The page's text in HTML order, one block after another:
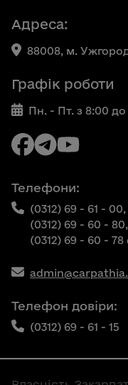
Адреса:
88008, м.
Графік роботи
Пн. - Пт. з 8:00 до
Телефони:
(0312) 69 - 61 - 00,
(0312) 69 - 60 - 80,
(0312) 69 - 60 -
Телефон довіри:
(0312) 69 - 61 - 15